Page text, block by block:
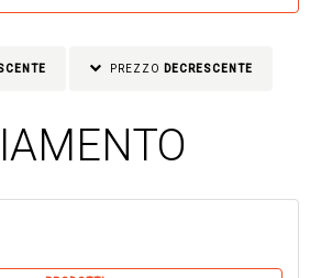
PREZZO DECRESCENTE